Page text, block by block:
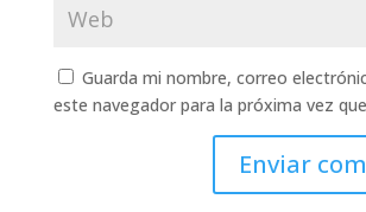
Guarda mi nombre, correo
este navegador para la próxima vez